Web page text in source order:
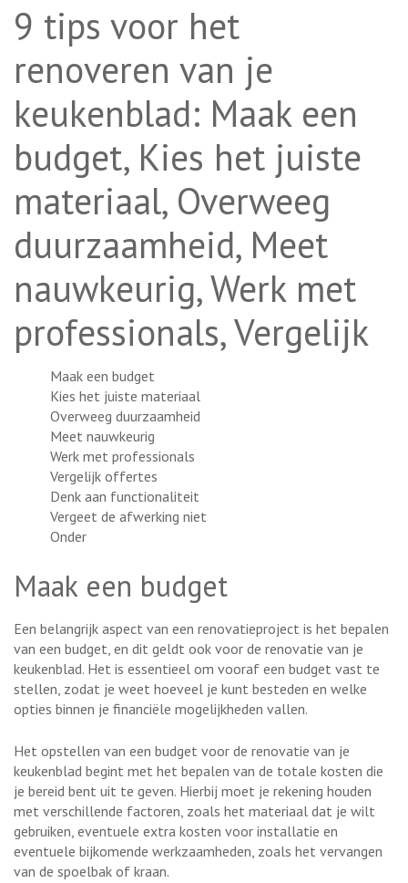
9 tips voor het
renoveren van je
keukenblad: Maak een
budget, Kies het juiste
materiaal, Overweeg
duurzaamheid, Meet
nauwkeurig, Werk met
professionals, Vergelijk
Maak een budget
Kies het juiste materiaal
Overweeg duurzaamheid
Meet nauwkeurig
Werk met professionals
Vergelijk offertes
Denk aan functionaliteit
Vergeet de afwerking niet
Onder
Maak een budget
Een belangrijk aspect van een renovatieproject is het bepalen
van een budget, en dit geldt ook voor de renovatie van je
keukenblad. Het is essentieel om vooraf een budget vast te
stellen, zodat je weet hoeveel je kunt besteden en welke
opties binnen je financiële mogelijkheden vallen.
Het opstellen van een budget voor de renovatie van je
keukenblad begint met het bepalen van de totale kosten die
je bereid bent uit te geven. Hierbij moet je rekening houden
met verschillende factoren, zoals het materiaal dat je wilt
gebruiken, eventuele extra kosten voor installatie en
eventuele bijkomende werkzaamheden, zoals het vervangen
van de spoelbak of kraan.